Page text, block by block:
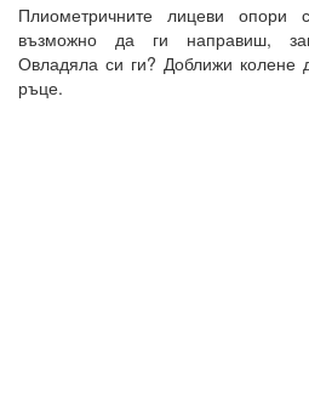
Плиометричните лицеви
възможно да ги направиш,
Овладяла си ги? Доближи колене
ръце.